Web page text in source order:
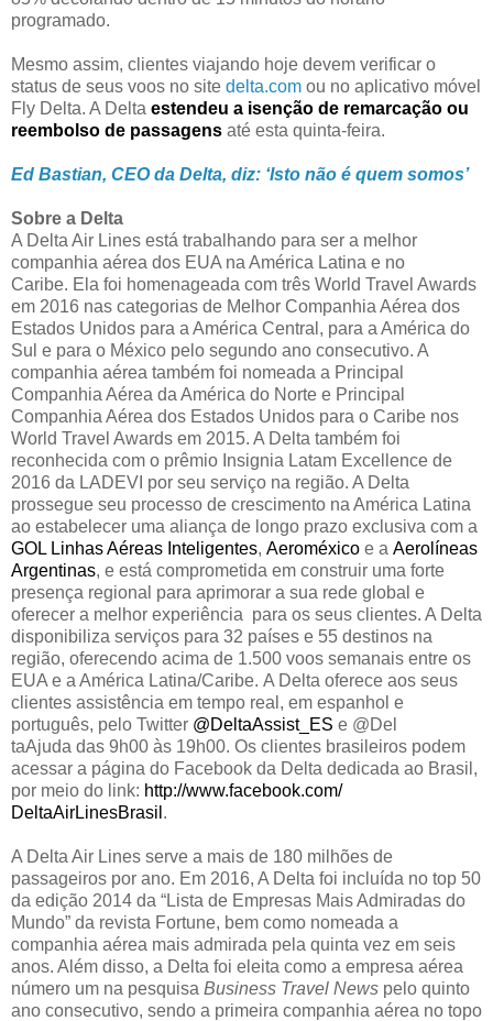
programado.
Mesmo assim, clientes viajando hoje devem verificar o
status de seus voos no site delta.com ou no aplicativo móvel
Fly Delta. A Delta estendeu a isenção de remarcação ou
reembolso de passagens até esta quinta-feira.
Ed Bastian, CEO da Delta, diz: ‘Isto não é quem somos’
Sobre a Delta
A Delta Air Lines está trabalhando para ser a melhor
companhia aérea dos EUA na América Latina e no
Caribe. Ela foi homenageada com três World Travel Awards
em 2016 nas categorias de Melhor Companhia Aérea dos
Estados Unidos para a América Central, para a América do
Sul e para o México pelo segundo ano consecutivo. A
companhia aérea também foi nomeada a Principal
Companhia Aérea da América do Norte e Principal
Companhia Aérea dos Estados Unidos para o Caribe nos
World Travel Awards em 2015. A Delta também foi
reconhecida com o prêmio Insignia Latam Excellence de
2016 da LADEVI por seu serviço na região. A Delta
prossegue seu processo de crescimento na América Latina
ao estabelecer uma aliança de longo prazo exclusiva com a
GOL Linhas Aéreas Inteligentes, Aeroméxico e a Aerolíneas
Argentinas, e está comprometida em construir uma forte
presença regional para aprimorar a sua rede global e
oferecer a melhor experiência para os seus clientes. A Delta
disponibiliza serviços para 32 países e 55 destinos na
região, oferecendo acima de 1.500 voos semanais entre os
EUA e a América Latina/Caribe. A Delta oferece aos seus
clientes assistência em tempo real, em espanhol e
português, pelo Twitter @DeltaAssist_ES e @Del
taAjuda das 9h00 às 19h00. Os clientes brasileiros podem
acessar a página do Facebook da Delta dedicada ao Brasil,
por meio do link: http://www.facebook.com/
DeltaAirLinesBrasil .
A Delta Air Lines serve a mais de 180 milhões de
passageiros por ano. Em 2016, A Delta foi incluída no top 50
da edição 2014 da “Lista de Empresas Mais Admiradas do
Mundo” da revista Fortune, bem como nomeada a
companhia aérea mais admirada pela quinta vez em seis
anos. Além disso, a Delta foi eleita como a empresa aérea
número um na pesquisa Business Travel News pelo quinto
ano consecutivo, sendo a primeira companhia aérea no topo